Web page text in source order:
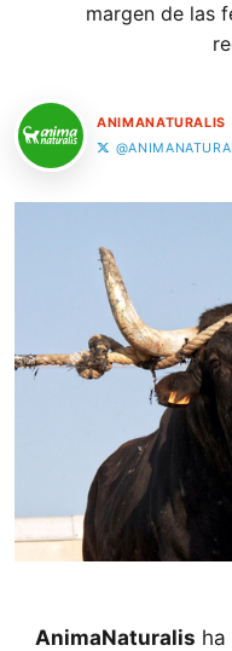
margen de las
ANIMANATURALIS
AnimaNaturalis ha